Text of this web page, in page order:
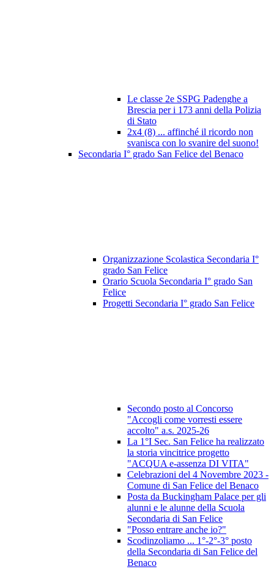
Le classe 2e SSPG Padenghe a
Brescia per i 173 anni della Polizia
di Stato
2x4 (8) ... affinché il ricordo non
svanisca con lo svanire del suono!
Secondaria I° grado San Felice del Benaco
Organizzazione Scolastica Secondaria I°
grado San Felice
Orario Scuola Secondaria I° grado San
Felice
Progetti Secondaria I° grado San Felice
Secondo posto al Concorso
"Accogli come vorresti essere
accolto" a.s. 2025-26
La 1°I Sec. San Felice ha realizzato
la storia vincitrice progetto
"ACQUA e-assenza DI VITA"
Celebrazioni del 4 Novembre 2023 -
Comune di San Felice del Benaco
Posta da Buckingham Palace per gli
alunni e le alunne della Scuola
Secondaria di San Felice
"Posso entrare anche io?"
Scodinzoliamo ... 1°-2°-3° posto
della Secondaria di San Felice del
Benaco